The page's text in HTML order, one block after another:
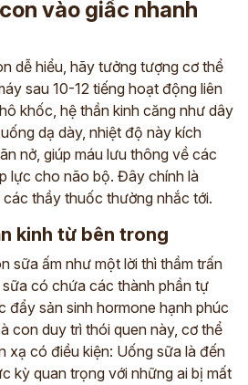
vào giấc nhanh
dễ hiểu, hãy tưởng tượng cơ thể
sau 10-12 tiếng hoạt động liên
khốc, hệ thần kinh căng như dây
dạ dày, nhiệt độ này kích
nở, giúp máu lưu thông về các
lực cho não bộ. Đây chính là
các thầy thuốc thường nhắc tới.
kinh từ bên trong
sữa ấm như một lời thì thầm trấn
có chứa các thành phần tự
đẩy sản sinh hormone hạnh phúc
con duy trì thói quen này, cơ thể
xạ có điều kiện: Uống sữa là đến
kỳ quan trọng với những ai bị mất